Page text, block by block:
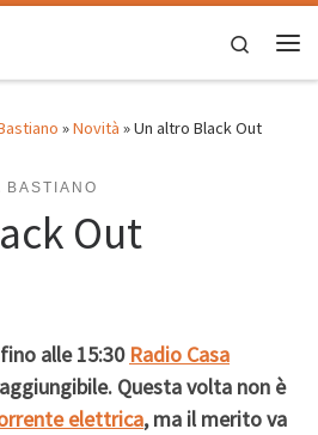
Search
»Novità »Un altro Black Out
BASTIANO
Out
alle 15:30 Radio Casa
Questa volta non è
elettrica, ma il merito va